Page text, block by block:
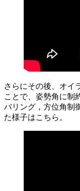
さらにその後、オイ
ことで、姿勢角に制
バリング，方位角制
た様子はこちら。